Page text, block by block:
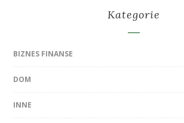
Kategorie
BIZNES FINANSE
DOM
INNE